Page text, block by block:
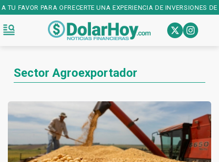
PARA OFRECERTE UNA EXPERIENCIA DE INVERSIONES DE
Sector Agroexportador